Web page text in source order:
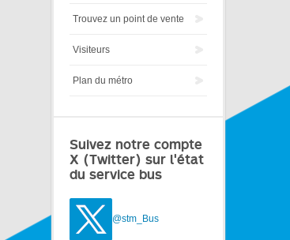
Trouvez un point de vente
Visiteurs
Plan du métro
Suivez notre compte
X (Twitter) sur l'état
du service bus
@stm_Bus